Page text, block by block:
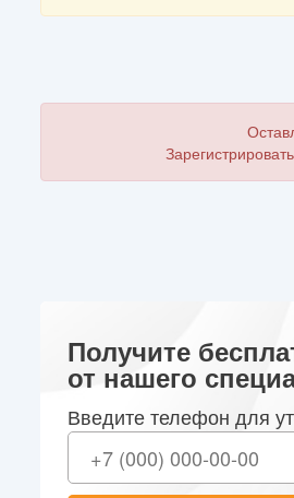
Получите
от нашего
Введите телефон для